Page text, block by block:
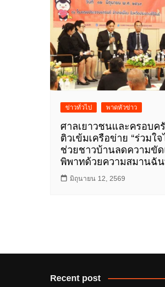
ข่าวทั่วไป พาดหัวข่าว
ศาลเยาวชนและครอบค
ติวเข้มเครือข่าย “ร่วมใจ
ช่วยชาวบ้านลดความขั
พิพาทด้วยความสมานฉั
มิถุนายน 12, 2569
Recent post